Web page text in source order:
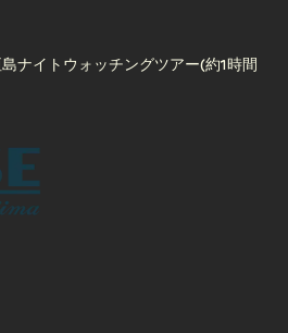
セットSUPクルージングツアー｜写
島ナイトウォッチングツアー(約1時間